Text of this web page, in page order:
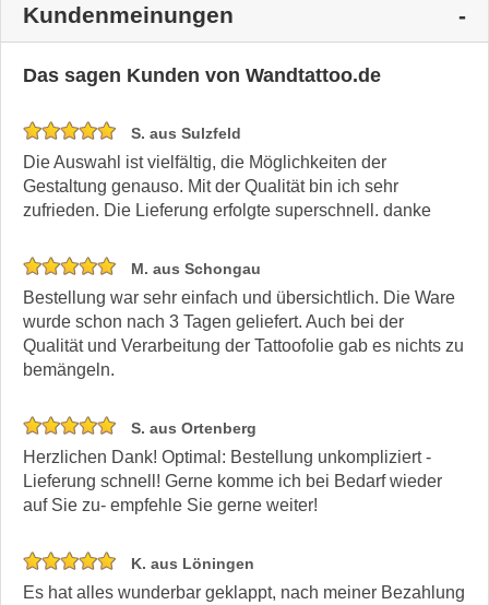
Kundenmeinungen
Das sagen Kunden von Wandtattoo.de
S. aus Sulzfeld
Die Auswahl ist vielfältig, die Möglichkeiten der
Gestaltung genauso. Mit der Qualität bin ich sehr
zufrieden. Die Lieferung erfolgte superschnell. danke
M. aus Schongau
Bestellung war sehr einfach und übersichtlich. Die Ware
wurde schon nach 3 Tagen geliefert. Auch bei der
Qualität und Verarbeitung der Tattoofolie gab es nichts zu
bemängeln.
S. aus Ortenberg
Herzlichen Dank! Optimal: Bestellung unkompliziert -
Lieferung schnell! Gerne komme ich bei Bedarf wieder
auf Sie zu- empfehle Sie gerne weiter!
K. aus Löningen
Es hat alles wunderbar geklappt, nach meiner Bezahlung